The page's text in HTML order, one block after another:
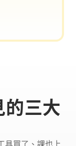
三大